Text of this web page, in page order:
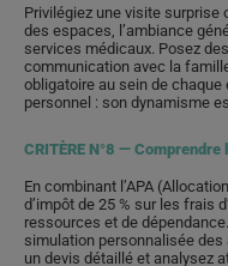
Privilégiez une visite surprise
des espaces, l’ambiance
services médicaux. Posez
communication avec la
obligatoire au sein de
personnel : son dynamisme
CRITÈRE N°8 —
En combinant l’APA
d’impôt de 25 % sur les frais
ressources et de
simulation personnalisée des
un devis détaillé et analysez